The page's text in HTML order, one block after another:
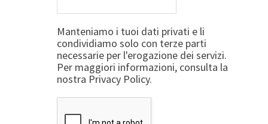
Manteniamo i tuoi dati privati e li
condividiamo solo con terze parti
necessarie per l'erogazione dei servizi.
Per maggiori informazioni, consulta la
nostra Privacy Policy.